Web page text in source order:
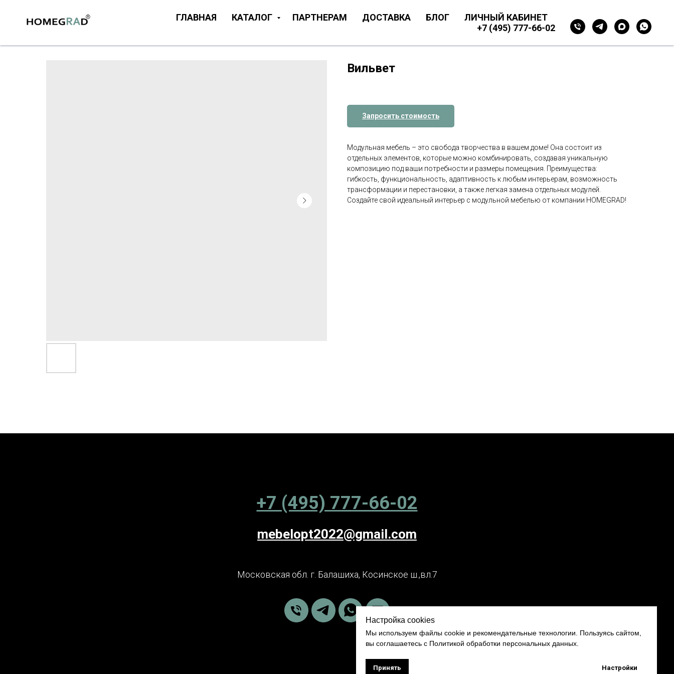
ГЛАВНАЯ КАТАЛОГ ПАРТНЕРАМ ДОСТАВКА БЛОГ
ЛИЧНЫЙ КАБИНЕТ
+7 (495) 777-66-02
Вильвет
Запросить стоимость
Модульная мебель – это свобода творчества в вашем доме! Она состоит из
отдельных элементов, которые можно комбинировать, создавая уникальную
композицию под ваши потребности и размеры помещения. Преимущества:
гибкость, функциональность, адаптивность к любым интерьерам, возможность
трансформации и перестановки, а также легкая замена отдельных модулей.
Создайте свой идеальный интерьер с модульной мебелью от компании HOMEGRAD!
+7 (495) 777-66-02
mebelopt2022@gmail.com
Московская обл. г. Балашиха, Косинское ш.,вл.7
Настройка cookies
Мы используем файлы cookie и рекомендательные технологии. Пользуясь сайтом,
вы соглашаетесь с Политикой обработки персональных данных.
Принять Настройки